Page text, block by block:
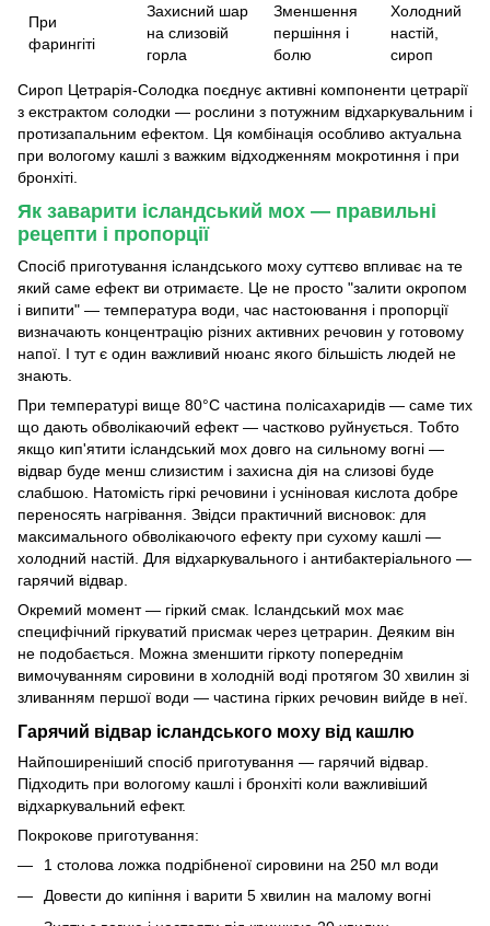
При
фарингіті
Захисний шар
на слизовій
горла
Зменшення
першіння і
болю
Холодний
настій,
сироп
Сироп Цетрарія-Солодка поєднує активні компоненти цетрарії
з екстрактом солодки — рослини з потужним відхаркувальним і
протизапальним ефектом. Ця комбінація особливо актуальна
при вологому кашлі з важким відходженням мокротиння і при
бронхіті.
Як заварити ісландський мох — правильні
рецепти і пропорції
Спосіб приготування ісландського моху суттєво впливає на те
який саме ефект ви отримаєте. Це не просто "залити окропом
і випити" — температура води, час настоювання і пропорції
визначають концентрацію різних активних речовин у готовому
напої. І тут є один важливий нюанс якого більшість людей не
знають.
При температурі вище 80°C частина полісахаридів — саме тих
що дають обволікаючий ефект — частково руйнується. Тобто
якщо кип'ятити ісландський мох довго на сильному вогні —
відвар буде менш слизистим і захисна дія на слизові буде
слабшою. Натомість гіркі речовини і усніновая кислота добре
переносять нагрівання. Звідси практичний висновок: для
максимального обволікаючого ефекту при сухому кашлі —
холодний настій. Для відхаркувального і антибактеріального —
гарячий відвар.
Окремий момент — гіркий смак. Ісландський мох має
специфічний гіркуватий присмак через цетрарин. Деяким він
не подобається. Можна зменшити гіркоту попереднім
вимочуванням сировини в холодній воді протягом 30 хвилин зі
зливанням першої води — частина гірких речовин вийде в неї.
Гарячий відвар ісландського моху від кашлю
Найпоширеніший спосіб приготування — гарячий відвар.
Підходить при вологому кашлі і бронхіті коли важливіший
відхаркувальний ефект.
Покрокове приготування:
1 столова ложка подрібненої сировини на 250 мл води
Довести до кипіння і варити 5 хвилин на малому вогні